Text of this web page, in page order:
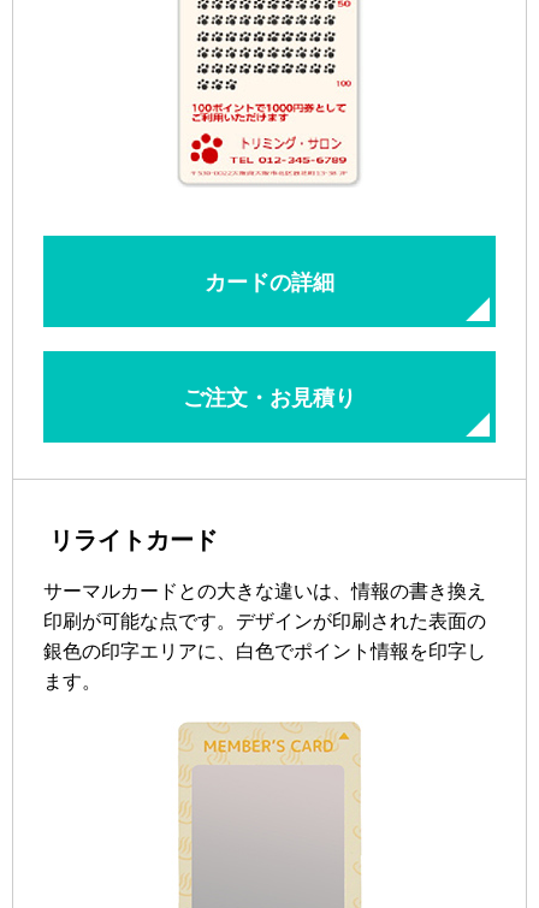
カードの詳細
ご注文・お見積り
リライトカード
サーマルカードとの大きな違いは、情報の書き換え
印刷が可能な点です。デザインが印刷された表面の
銀色の印字エリアに、白色でポイント情報を印字し
ます。